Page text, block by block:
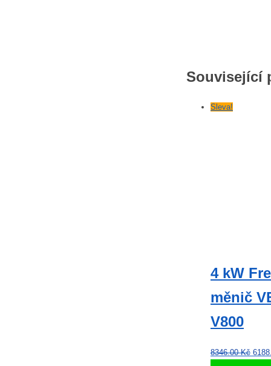
Související
Sleva!
4 kW
měnič
V800
8346.00Kč